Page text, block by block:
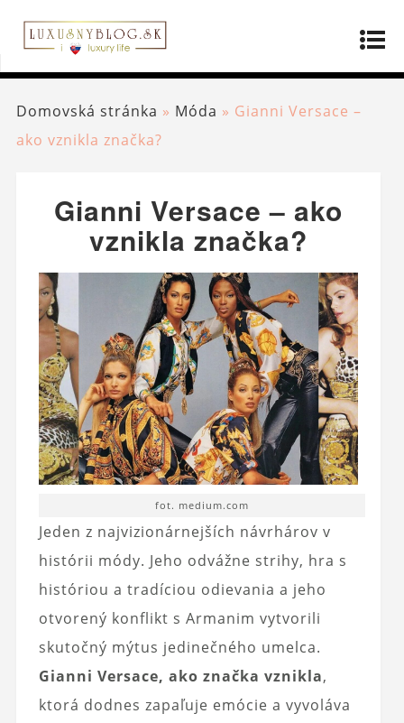
Domovská stránka » Móda » Gianni Versace –
ako vznikla značka?
Gianni Versace – ako
vznikla značka?
fot. medium.com
Jeden z najvizionárnejších návrhárov v
histórii módy. Jeho odvážne strihy, hra s
históriou a tradíciou odievania a jeho
otvorený konflikt s Armanim vytvorili
skutočný mýtus jedinečného umelca.
Gianni Versace, ako značka vznikla,
ktorá dodnes zapaľuje emócie a vyvoláva